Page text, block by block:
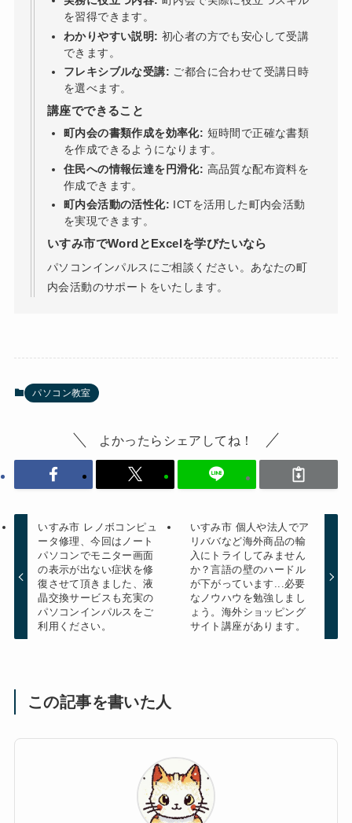
を習得できます。
わかりやすい説明: 初心者の方でも安心して受講
できます。
フレキシブルな受講: ご都合に合わせて受講日時
を選べます。
講座でできること
町内会の書類作成を効率化: 短時間で正確な書類
を作成できるようになります。
住民への情報伝達を円滑化: 高品質な配布資料を
作成できます。
町内会活動の活性化: ICTを活用した町内会活動
を実現できます。
いすみ市でWordとExcelを学びたいなら
パソコンインパルスにご相談ください。あなたの町
内会活動のサポートをいたします。
パソコン教室
よかったらシェアしてね！
いすみ市 レノボコンピュ
ータ修理、今回はノート
パソコンでモニター画面
の表示が出ない症状を修
復させて頂きました、液
晶交換サービスも充実の
パソコンインパルスをご
利用ください。
いすみ市 個人や法人でア
リババなど海外商品の輸
入にトライしてみません
か？言語の壁のハードル
が下がっています...必要
なノウハウを勉強しまし
ょう。海外ショッピング
サイト講座があります。
この記事を書いた人